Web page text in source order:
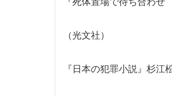
（光文社）
『日本の犯罪小説』杉江